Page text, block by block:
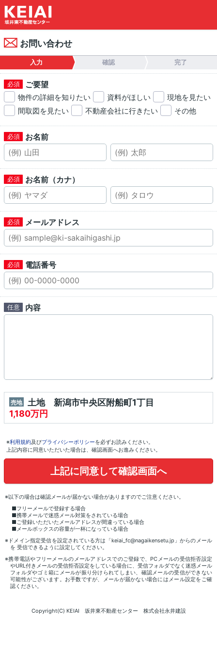
お問い合わせ
入力 確認 完了
ご要望
物件の詳細を知りたい 資料がほしい
現地を見たい
間取図を見たい
不動産会社に行きたい その他
お名前
お名前（カナ）
メールアドレス
電話番号
内容
売地
土地 新潟市中央区附船町1丁目
1,180万円
※利用規約及びプライバシーポリシーを必ずお読みください。
上記内容に同意いただいた場合は、確認画面へお進みください。
※以下の場合は確認メールが届かない場合がありますのでご注意ください。
■フリーメールで登録する場合
■携帯メールで迷惑メール対策をされている場合
■ご登録いただいたメールアドレスが間違っている場合
■メールボックスの容量が一杯になっている場合
※ドメイン指定受信を設定されている方は「keiai_fc@nagaikensetu.jp」からのメール
を 受信できるように設定してください。
※携帯電話やフリーメールのメールアドレスでのご登録で、PCメールの受信拒否設定
やURL付きメールの受信拒否設定をしている場合に、受信フォルダでなく迷惑メール
フォルダやゴミ箱にメールが振り分けられてしまい、確認メールの受信ができない
可能性がございます。お手数ですが、メールが届かない場合にはメール設定をご確
認ください。
Copyright(C) KEIAI 坂井東不動産センター 株式会社永井建設